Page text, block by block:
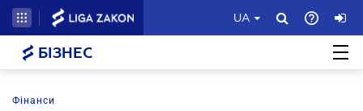
UA
БІЗНЕС
Фінанси